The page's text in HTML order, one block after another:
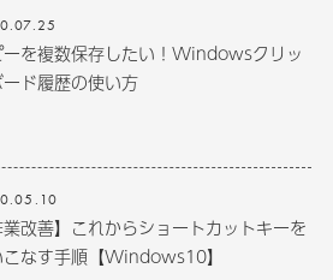
ーを複数保存したい！Windowsクリッ
ド履歴の使い方
業改善】これからショートカットキーを
なす手順【Windows10】